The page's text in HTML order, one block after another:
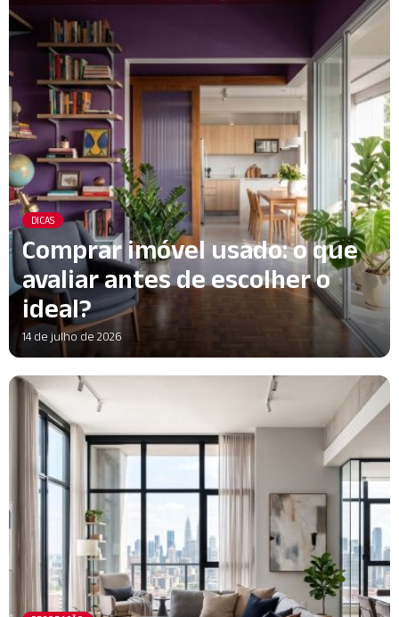
DICAS
Comprar imóvel usado: o que
avaliar antes de escolher o
ideal?
14 de julho de 2026